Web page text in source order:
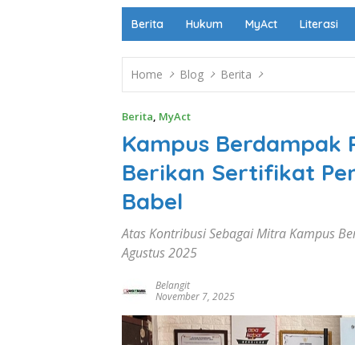
Berita Hukum MyAct Literasi
Home Blog Berita
Berita, MyAct
Kampus Berdampak
Berikan Sertifikat
Babel
Atas Kontribusi Sebagai Mitra Kampus
Agustus 2025
Belangit
November 7, 2025